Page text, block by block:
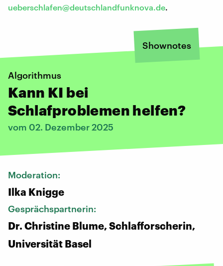
ueberschlafen@deutschlandfunknova.de.
Shownotes
Algorithmus
Kann KI bei
Schlafproblemen helfen?
vom 02. Dezember 2025
Moderation:
Ilka Knigge
Gesprächspartnerin:
Dr. Christine Blume, Schlafforscherin,
Universität Basel